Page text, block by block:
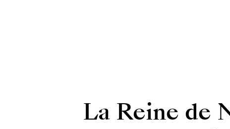
La Reine de